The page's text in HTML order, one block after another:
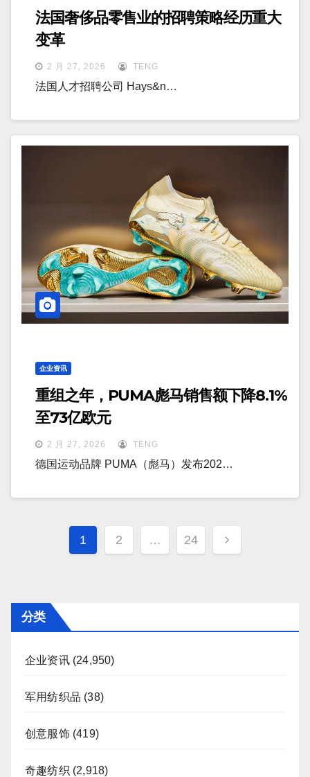
法国奢侈品零售业的招聘策略经历重大
变革
2 月 27, 2026 TENG
法国人才招聘公司 Hays&n…
企业资讯
重组之年，PUMA彪马销售额下降8.1%
至73亿欧元
2 月 27, 2026 TENG
德国运动品牌 PUMA（彪马）发布202…
文
章
1 2 … 24
分类
企业资讯(24,950)
军用纺织品 (38)
创意服饰(419)
奇趣纺织 (2,918)